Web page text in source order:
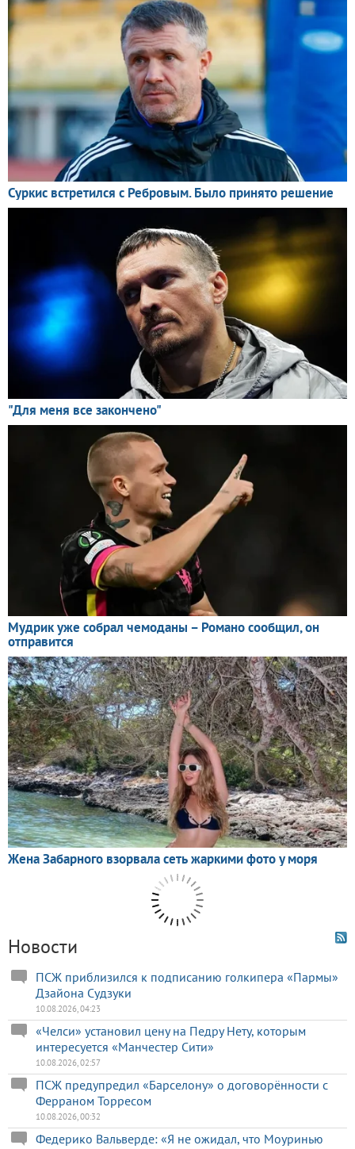
Новости
ПСЖ приблизился к подписанию голкипера «Пармы»
Дзайона Судзуки
10.08.2026, 04:23
«Челси» установил цену на Педру Нету, которым
интересуется «Манчестер Сити»
10.08.2026, 02:57
ПСЖ предупредил «Барселону» о договорённости с
Ферраном Торресом
10.08.2026, 00:32
Федерико Вальверде: «Я не ожидал, что Моуринью